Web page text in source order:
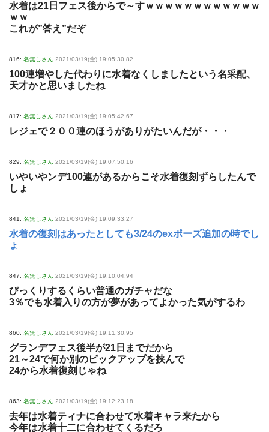
水着は21日フェス後からで～すｗｗｗｗｗｗｗｗｗｗｗｗ
ｗｗ
これが”答え”だぞ
816: 名無しさん 2021/03/19(金) 19:05:30.82
100連増やした代わりに水着なくしましたという名采配、
天才かと思いましたね
817: 名無しさん 2021/03/19(金) 19:05:42.67
レジェで２００連のほうがありがたいんだが・・・
829: 名無しさん 2021/03/19(金) 19:07:50.16
いやいやンデ100連があるからこそ水着復刻ずらしたんで
しょ
841: 名無しさん 2021/03/19(金) 19:09:33.27
水着の復刻はあったとしても3/24のexポーズ追加の時でし
ょ
847: 名無しさん 2021/03/19(金) 19:10:04.94
びっくりするくらい普通のガチャだな
3％でも水着入りの方が夢があってよかった気がするわ
860: 名無しさん 2021/03/19(金) 19:11:30.95
グランデフェス後半が21日までだから
21～24で何か別のピックアップを挟んで
24から水着復刻じゃね
863: 名無しさん 2021/03/19(金) 19:12:23.18
去年は水着ティナに合わせて水着キャラ来たから
今年は水着十二に合わせてくるだろ